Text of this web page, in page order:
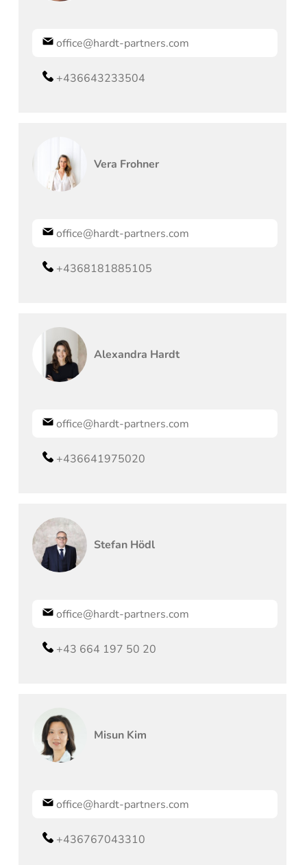
office@hardt-partners.com
+436643233504
Vera Frohner
office@hardt-partners.com
+4368181885105
Alexandra Hardt
office@hardt-partners.com
+436641975020
Stefan Hödl
office@hardt-partners.com
+43 664 197 50 20
Misun Kim
office@hardt-partners.com
+436767043310